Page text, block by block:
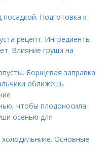
Подготовка к
рецепт. Ингредиенты
Влияние груши на
Борщевая заправка
оближешь
чтобы плодоносила.
осенью для
Основные